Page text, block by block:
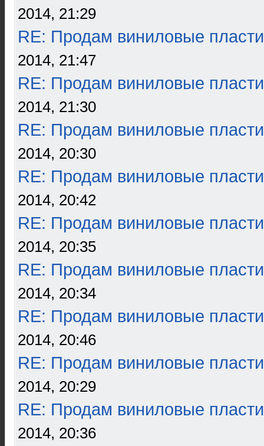
2014, 21:29
RE: Продам виниловые
2014, 21:47
RE: Продам виниловые
2014, 21:30
RE: Продам виниловые
2014, 20:30
RE: Продам виниловые
2014, 20:42
RE: Продам виниловые
2014, 20:35
RE: Продам виниловые
2014, 20:34
RE: Продам виниловые
2014, 20:46
RE: Продам виниловые
2014, 20:29
RE: Продам виниловые
2014, 20:36